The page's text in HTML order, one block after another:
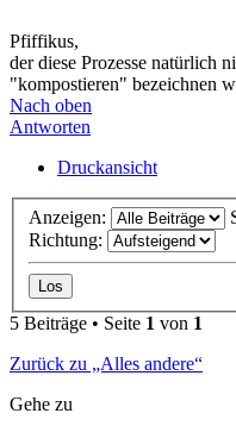
Pfiffikus,
der diese Prozesse natürlich
"kompostieren" bezeichnen
Nach oben
Antworten
Druckansicht
Anzeigen:
Richtung:
5 Beiträge • Seite 1 von 1
Zurück zu „Alles andere“
Gehe zu